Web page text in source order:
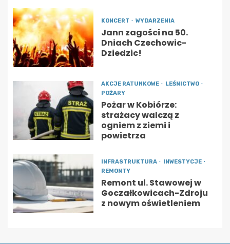
KONCERT WYDARZENIA
Jann zagości na 50.
Dniach Czechowic-
Dziedzic!
AKCJE RATUNKOWE
LEŚNICTWO
POŻARY
Pożar w Kobiórze:
strażacy walczą z
ogniem z ziemi i
powietrza
INFRASTRUKTURA
INWESTYCJE
REMONTY
Remont ul. Stawowej w
Goczałkowicach-Zdroju
z nowym oświetleniem